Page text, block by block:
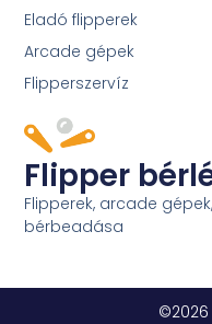
Flipper
Flipperek, arcade
bérbeadása
Eladó flipperek
Arcade gépek
Flipperszervíz